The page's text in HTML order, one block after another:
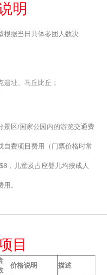
明
根据当日具体参团人数决
址、马丘比丘；
景区/国家公园内的游览交通费
费项目费用（门票价格时常
，儿童及占座婴儿均按成人
。
目
价格说明 描述